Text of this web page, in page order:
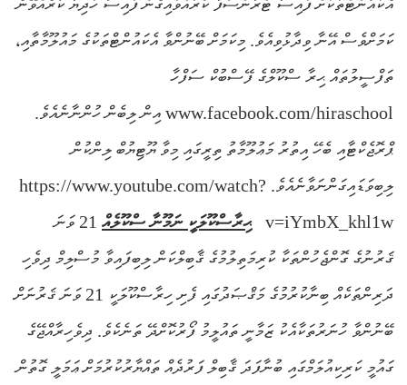
އެކައުންޓްތަކަށް ފައިސާ ޓްރާންސްފާ ކުރައްވައިގެން ފައިސާ ހަދިޔާ ކުރެއްވޭނެ
ކަމަށްވެސް އޭނާ ވިދާޅުވިއެވެ. މިކަމަށް ބޭނުންވާ އެކައުންޓްތަކުގެ މައުލޫމާތާއި،
ތަފްސީލުތައް ޙިރާ ސްކޫލްގެ ފޭސްބުކް ސަފްހާ
www.facebook.com/hiraschool އިން ލިބެން ހުންނާނެއެވެ.
ޕްރޮޖެކްޓާއި ބެހޭ އިތުރު މަޢުލޫމާތު ތިރީގައި މިވާ ޔޫޓިޔުބް ލިންކުން
ލިބިވަޑައިގަންނަވާނެއެވެ. https://www.youtube.com/watch?
v=iYmbX_khl1w
ޙިރާސްކޫލަކީ ނަމޫނާ ސްކޫލެއް
21 ވަނަ
ޤަރުނުގެ ގޮންޖެހުންތަކާ ކުރިމަތިލުމުގެ ޤާބިލްކަން ލިބިފައިވާ މުސްލިމް ދިވެހި
ދަރިންތަކެއް ބިނާކުރުމުގެ މަޤްޞަދުގައި ފެށި ހިރާސްކޫލަކީ 21 ވަނަ ޤަރުނަށް
ބޭނުންވާ ހުނަރުތަކާއެކު ޒަމާނީ ތައުލީމު ފޯރުކޮށްދޭ ތަނެކެވެ. ދިވެހިރާއްޖޭގެ
ގައުމީ ކަރިކިއުލަމްގައި ބުނާފަދަ ޤާބިލް ފަރުދެއް ތައްޔާރުކުރުމަށް ޢަމަލީ ގޮތުން